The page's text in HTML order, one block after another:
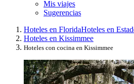
Mis viajes
Sugerencias
Hoteles en FloridaHoteles en
Hoteles en Kissimmee
Hoteles con cocina en Kissimmee